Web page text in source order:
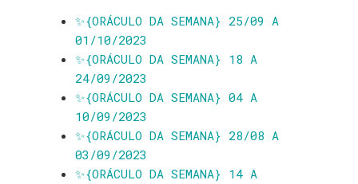
✨️{ORÁCULO DA SEMANA} 25/09 A
01/10/2023
✨️{ORÁCULO DA SEMANA} 18 A
24/09/2023
✨️{ORÁCULO DA SEMANA} 04 A
10/09/2023
✨️{ORÁCULO DA SEMANA} 28/08 A
03/09/2023
✨️{ORÁCULO DA SEMANA} 14 A